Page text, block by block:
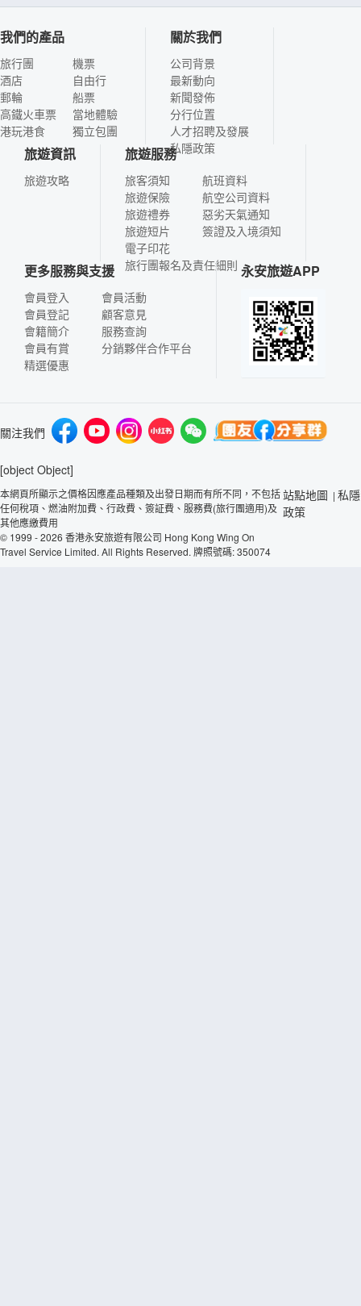
我們的產品
旅行團
酒店
郵輪
高鐵火車票
港玩港食
機票
自由行
船票
當地體驗
獨立包團
關於我們
公司背景
最新動向
新聞發佈
分行位置
人才招聘及發展
私隱政策
旅遊資訊
旅遊攻略
旅遊服務
旅客須知
旅遊保險
旅遊禮券
旅遊短片
電子印花
航班資料
航空公司資料
惡劣天氣通知
簽證及入境須知
旅行團報名及責任細則
更多服務與支援
會員登入
會員登記
會籍簡介
會員有賞
精選優惠
會員活動
顧客意見
服務查詢
分銷夥伴合作平台
永安旅遊APP
關注我們
[object Object]
本網頁所顯示之價格因應產品種類及出發日期而有所不同，不包括
任何稅項、燃油附加費、行政費、簽証費、服務費(旅行團適用)及
其他應繳費用
© 1999 - 2026 香港永安旅遊有限公司 Hong Kong Wing On
Travel Service Limited. All Rights Reserved. 牌照號碼: 350074
站點地圖 | 私隱
政策